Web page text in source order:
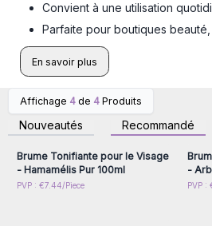
Convient à une utilisation
Parfaite pour boutiques beauté,
En savoir plus
Affichage 4 de 4 Produits
Nouveautés Recommandé
Connectez-vous ou
inscrivez-vous pour
accéder aux prix de gros
Brume Tonifiante pour le Visage
- Hamamélis Pur 100ml
PVP : €7.44/Piece
-
PVP :
Connectez-vous ou